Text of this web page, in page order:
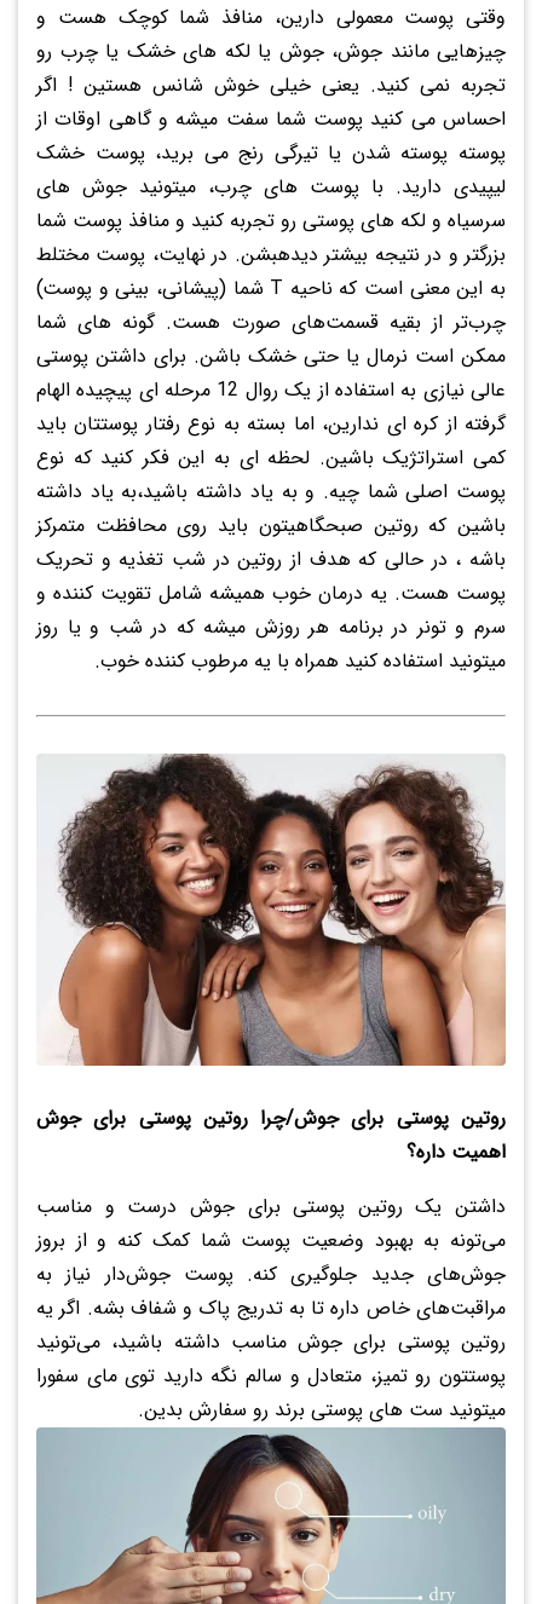
وقتی پوست معمولی دارین، منافذ شما کوچک هست و
چیزهایی مانند جوش، جوش یا لکه های خشک یا چرب رو
تجربه نمی کنید. یعنی خیلی خوش شانس هستین ! اگر
احساس می کنید پوست شما سفت میشه و گاهی اوقات از
پوسته پوسته شدن یا تیرگی رنج می برید، پوست خشک
لیپیدی دارید. با پوست های چرب، میتونید جوش های
سرسیاه و لکه های پوستی رو تجربه کنید و منافذ پوست شما
بزرگتر و در نتیجه بیشتر دیدهبشن. در نهایت، پوست مختلط
به این معنی است که ناحیه T شما (پیشانی، بینی و پوست)
چرب‌تر از بقیه قسمت‌های صورت هست. گونه های شما
ممکن است نرمال یا حتی خشک باشن. برای داشتن پوستی
عالی نیازی به استفاده از یک روال 12 مرحله ای پیچیده الهام
گرفته از کره ای ندارین، اما بسته به نوع رفتار پوستتان باید
کمی استراتژیک باشین. لحظه ای به این فکر کنید که نوع
پوست اصلی شما چیه. و به یاد داشته باشید،به یاد داشته
باشین که روتین صبحگاهیتون باید روی محافظت متمرکز
باشه ، در حالی که هدف از روتین در شب تغذیه و تحریک
پوست هست. یه درمان خوب همیشه شامل تقویت کننده و
سرم و تونر در برنامه هر روزش میشه که در شب و یا روز
میتونید استفاده کنید همراه با یه مرطوب کننده خوب.
روتین پوستی برای جوش/چرا روتین پوستی برای جوش
اهمیت داره؟
داشتن یک روتین پوستی برای جوش درست و مناسب
می‌تونه به بهبود وضعیت پوست شما کمک کنه و از بروز
جوش‌های جدید جلوگیری کنه. پوست جوش‌دار نیاز به
مراقبت‌های خاص داره تا به تدریج پاک و شفاف بشه. اگر یه
روتین پوستی برای جوش مناسب داشته باشید، می‌تونید
پوستتون رو تمیز، متعادل و سالم نگه دارید توی مای سفورا
میتونید ست های پوستی برند رو سفارش بدین.